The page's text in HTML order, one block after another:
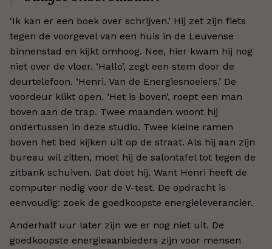
‘Ik kan er een boek over schrijven.’ Hij zet zijn fiets
tegen de voorgevel van een huis in de Leuvense
binnenstad en kijkt omhoog. Nee, hier kwam hij nog
niet over de vloer. ‘Hallo’, zegt een stem door de
deurtelefoon. ‘Henri. Van de Energiesnoeiers.’ De
voordeur klikt open. ‘Het is boven’, roept een man
boven aan de trap. Twee maanden woont hij
ondertussen in deze studio. Twee kleine ramen
boven het bed kijken uit op de straat. Als hij aan zijn
bureau wil zitten, moet hij de salontafel tot tegen de
zitbank schuiven. Dat doet hij. Want Henri heeft de
computer nodig voor de V-test. De opdracht is
eenvoudig: zoek de goedkoopste energieleverancier.
Anderhalf uur later zijn we er nog niet uit. De
goedkoopste energieaanbieders zijn voor mensen